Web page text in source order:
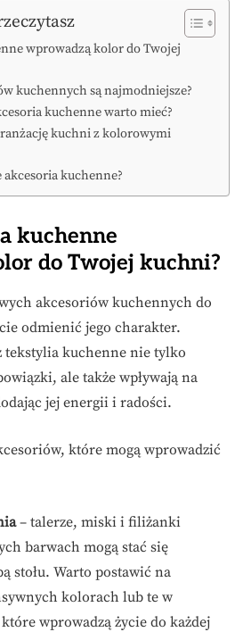
wprowadzą kolor do Twojej
kuchennych są najmodniejsze?
kuchenne warto mieć?
kuchni z kolorowymi
kuchenne?
kuchenne
do Twojej kuchni?
akcesoriów kuchennych do
odmienić jego charakter.
tekstylia kuchenne nie tylko
ale także wpływają na
jej energii i radości.
które mogą wprowadzić
– talerze, miski i filiżanki
barwach mogą stać się
stołu. Warto postawić na
kolorach lub te w
wprowadzą życie do każdej